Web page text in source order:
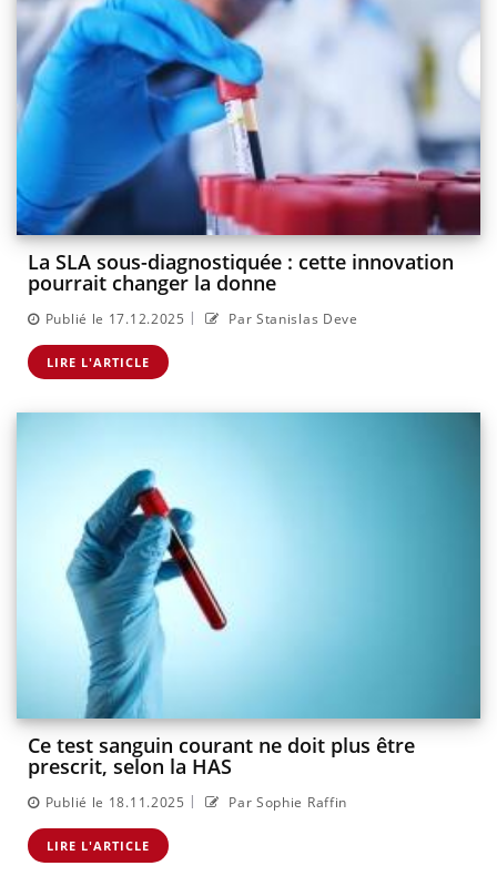
La SLA sous-diagnostiquée : cette innovation
pourrait changer la donne
Publié le 17.12.2025 | Par Stanislas Deve
LIRE L'ARTICLE
Ce test sanguin courant ne doit plus être
prescrit, selon la HAS
Publié le 18.11.2025 | Par Sophie Raffin
LIRE L'ARTICLE